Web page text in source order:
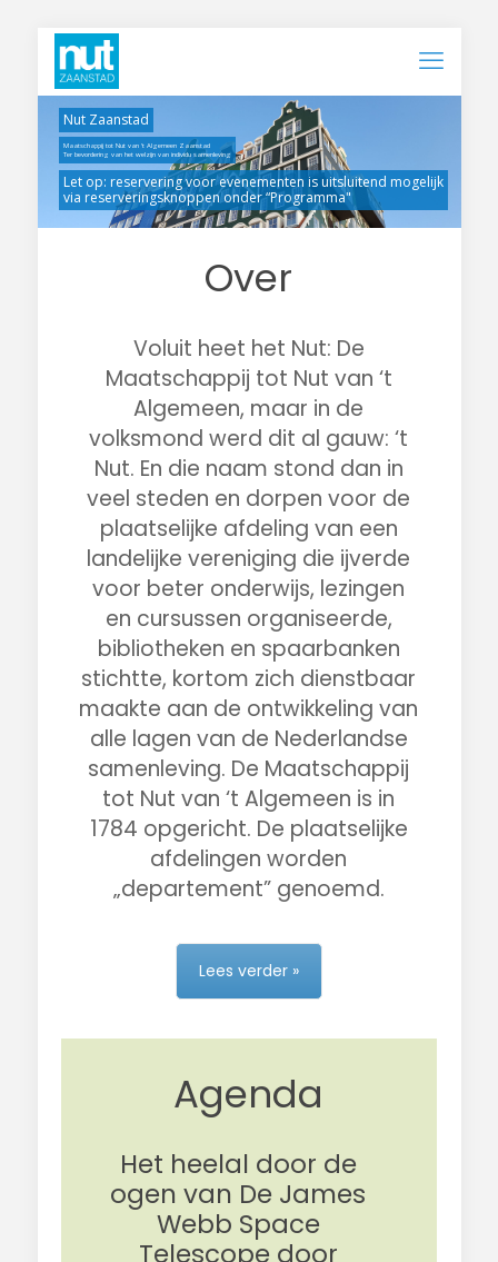
Nut Zaanstad
Maatschappij tot Nut van ‘t Algemeen Zaanstad
Ter bevordering van het welzijn van individu samenleving
Let op: reservering voor evenementen is uitsluitend mogelijk
via reserveringsknoppen onder “Programma"
Over
Voluit heet het Nut: De
Maatschappij tot Nut van ‘t
Algemeen, maar in de
volksmond werd dit al gauw: ‘t
Nut. En die naam stond dan in
veel steden en dorpen voor de
plaatselijke afdeling van een
landelijke vereniging die ijverde
voor beter onderwijs, lezingen
en cursussen organiseerde,
bibliotheken en spaarbanken
stichtte, kortom zich dienstbaar
maakte aan de ontwikkeling van
alle lagen van de Nederlandse
samenleving. De Maatschappij
tot Nut van ‘t Algemeen is in
1784 opgericht. De plaatselijke
afdelingen worden
„departement” genoemd.
Lees verder »
Agenda
Het heelal door de
ogen van De James
Webb Space
Telescope door